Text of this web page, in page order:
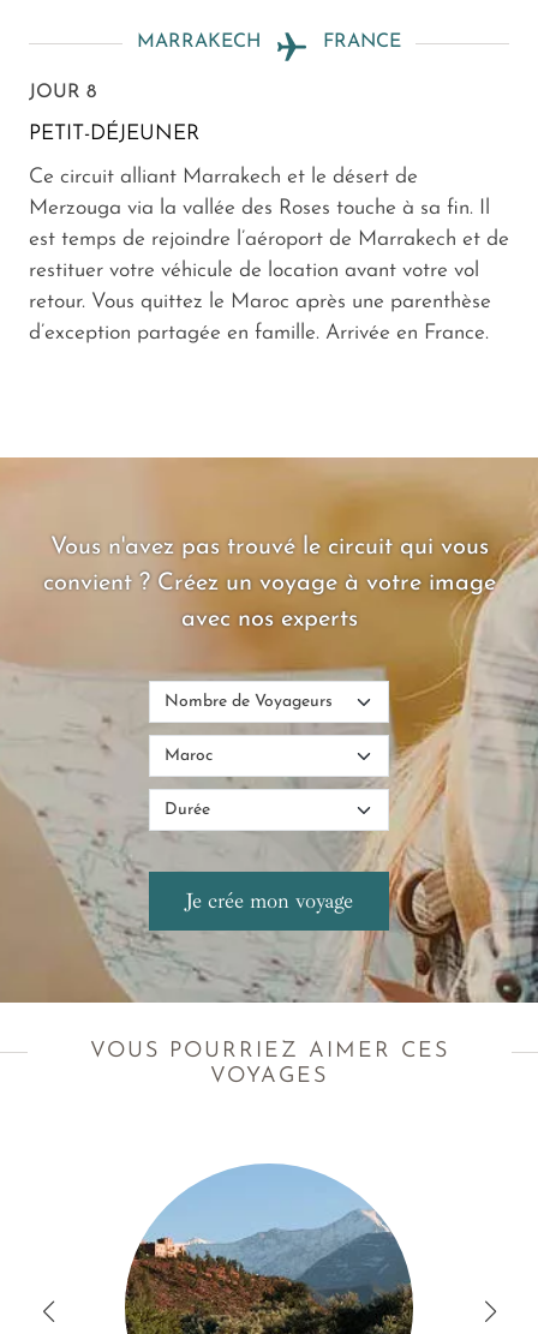
MARRAKECH FRANCE
JOUR 8
PETIT-DÉJEUNER
Ce circuit alliant Marrakech et le désert de
Merzouga via la vallée des Roses touche à sa fin. Il
est temps de rejoindre l’aéroport de Marrakech et de
restituer votre véhicule de location avant votre vol
retour. Vous quittez le Maroc après une parenthèse
d’exception partagée en famille. Arrivée en France.
Vous n'avez pas trouvé le circuit qui vous
convient ? Créez un voyage à votre image
avec nos experts
VOUS POURRIEZ AIMER CES
VOYAGES